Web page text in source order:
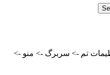
تم -> سربرگ -> منو ->